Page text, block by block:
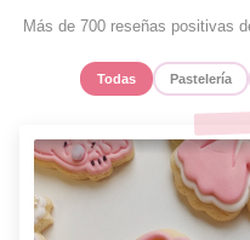
Más de 700 reseñas positivas
Todas Pastelería